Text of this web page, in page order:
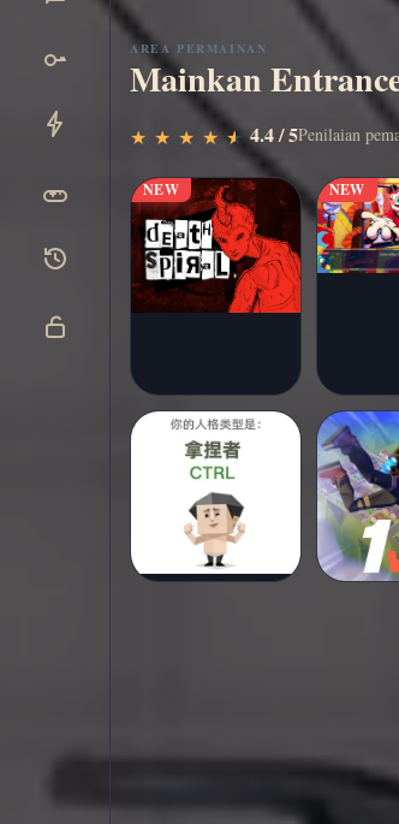
Main
AREA PERMAINAN
Mainkan
★
★ ★
★ ★
★ ★
★ ★
★ 4.4 / 5Penilaian
NEW NEW